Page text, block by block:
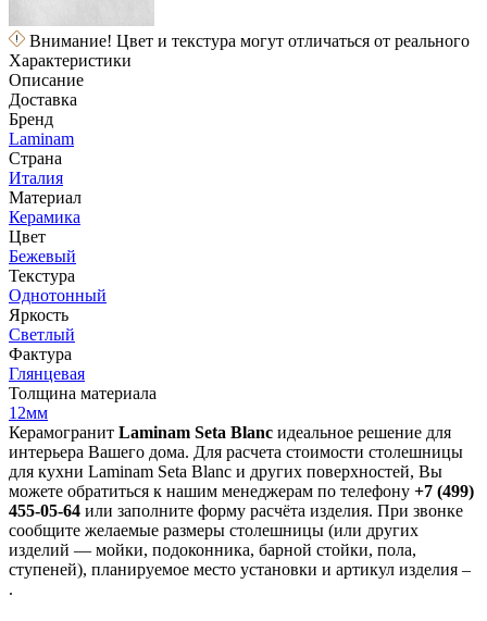
Внимание! Цвет и текстура могут отличаться от реального
Характеристики
Описание
Доставка
Бренд
Laminam
Страна
Италия
Материал
Керамика
Цвет
Бежевый
Текстура
Однотонный
Яркость
Светлый
Фактура
Глянцевая
Толщина материала
12мм
Керамогранит Laminam Seta Blanc идеальное решение для
интерьера Вашего дома. Для расчета стоимости столешницы
для кухни Laminam Seta Blanc и других поверхностей, Вы
можете обратиться к нашим менеджерам по телефону +7 (499)
455-05-64 или заполните форму расчёта изделия. При звонке
сообщите желаемые размеры столешницы (или других
изделий — мойки, подоконника, барной стойки, пола,
ступеней), планируемое место установки и артикул изделия –
.